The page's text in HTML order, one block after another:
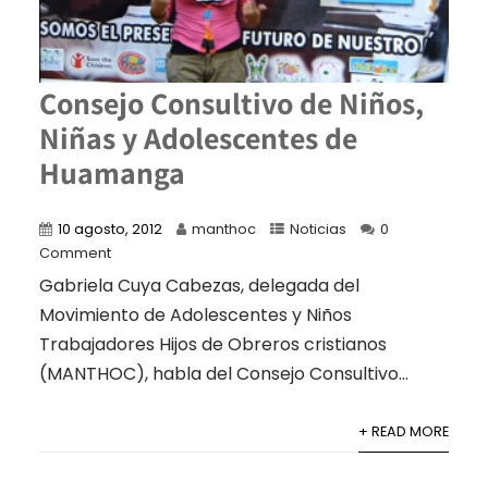
Consejo Consultivo de Niños,
Niñas y Adolescentes de
Huamanga
10 agosto, 2012 manthoc Noticias
0
Comment
Gabriela Cuya Cabezas, delegada del
Movimiento de Adolescentes y Niños
Trabajadores Hijos de Obreros cristianos
(MANTHOC), habla del Consejo Consultivo...
+ READ MORE